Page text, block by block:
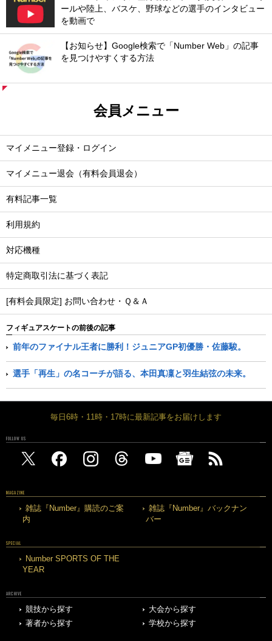
ールや陸上、バスケ、野球などの選手のインタビュー
を動画で
【お知らせ】Google検索で「Number Web」の記事
を見つけやすくする方法
会員メニュー
マイメニュー登録・ログイン
マイメニュー退会（有料会員退会）
有料記事一覧
利用規約
対応機種
特定商取引法に基づく表記
[有料会員限定] お問い合わせ・Ｑ＆Ａ
フィギュアスケートの前後の記事
前年のファイナル王者に勝利！ジュニアGP初優勝・佐藤駿。
選手「再生」の名コーチが語る、本田真凜と羽生結弦の未来。
毎日6時・11時・17時に最新記事をお届けします
FOLLOW US
MAGAZINE
雑誌『Number』購読のご案
内
雑誌『Number』バックナン
バー
SPECIAL
Number SPORTS OF THE
YEAR
ARCHIVE
競技から探す
大会から探す
著者から探す
学校から探す